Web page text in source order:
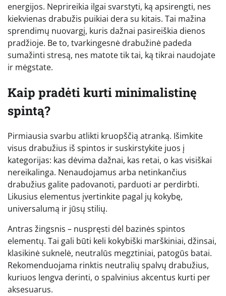
energijos. Neprireikia ilgai svarstyti, ką apsirengti, nes
kiekvienas drabužis puikiai dera su kitais. Tai mažina
sprendimų nuovargį, kuris dažnai pasireiškia dienos
pradžioje. Be to, tvarkingesnė drabužinė padeda
sumažinti stresą, nes matote tik tai, ką tikrai naudojate
ir mėgstate.
Kaip pradėti kurti minimalistinę
spintą?
Pirmiausia svarbu atlikti kruopščią atranką. Išimkite
visus drabužius iš spintos ir suskirstykite juos į
kategorijas: kas dėvima dažnai, kas retai, o kas visiškai
nereikalinga. Nenaudojamus arba netinkančius
drabužius galite padovanoti, parduoti ar perdirbti.
Likusius elementus įvertinkite pagal jų kokybę,
universalumą ir jūsų stilių.
Antras žingsnis – nuspręsti dėl bazinės spintos
elementų. Tai gali būti keli kokybiški marškiniai, džinsai,
klasikinė suknelė, neutralūs megztiniai, patogūs batai.
Rekomenduojama rinktis neutralių spalvų drabužius,
kuriuos lengva derinti, o spalvinius akcentus kurti per
aksesuarus.